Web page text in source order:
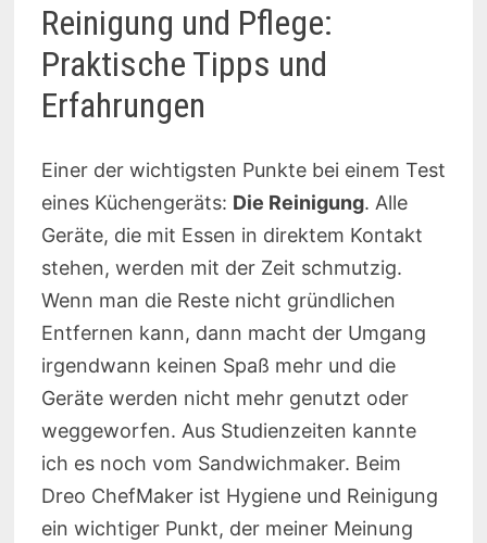
Reinigung und Pflege:
Praktische Tipps und
Erfahrungen
Einer der wichtigsten Punkte bei einem Test
eines Küchengeräts: Die Reinigung. Alle
Geräte, die mit Essen in direktem Kontakt
stehen, werden mit der Zeit schmutzig.
Wenn man die Reste nicht gründlichen
Entfernen kann, dann macht der Umgang
irgendwann keinen Spaß mehr und die
Geräte werden nicht mehr genutzt oder
weggeworfen. Aus Studienzeiten kannte
ich es noch vom Sandwichmaker. Beim
Dreo ChefMaker ist Hygiene und Reinigung
ein wichtiger Punkt, der meiner Meinung